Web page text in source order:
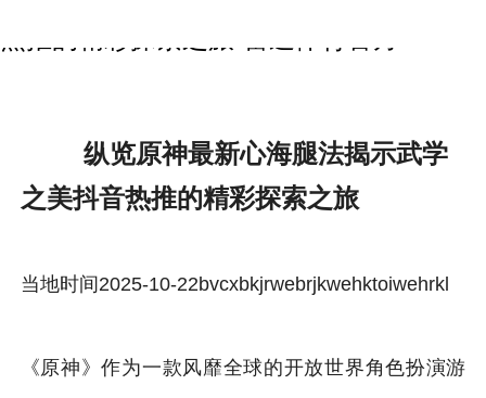
纵览原神最新心海腿法揭示武学
之美抖音热推的精彩探索之旅
当地时间2025-10-22bvcxbkjrwebrjkwehktoiwehrkl
《原神》作为一款风靡全球的开放世界角色扮演游